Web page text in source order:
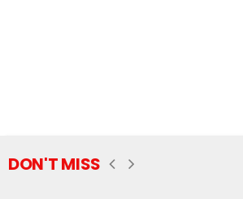
DON'T MISS